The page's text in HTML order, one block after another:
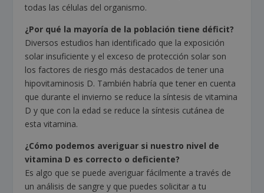
todas las células del organismo.
¿Por qué la mayoría de la población tiene déficit?
Diversos estudios han identificado que la exposición
solar insuficiente y el exceso de protección solar son
los factores de riesgo más destacados de tener una
hipovitaminosis D. También habría que tener en cuenta
que durante el invierno se reduce la síntesis de vitamina
D y que con la edad se reduce la síntesis cutánea de
esta vitamina.
¿Cómo podemos averiguar si nuestro nivel de
vitamina D es correcto o deficiente?
Es algo que se puede averiguar fácilmente a través de
un análisis de sangre y que puedes solicitar a tu